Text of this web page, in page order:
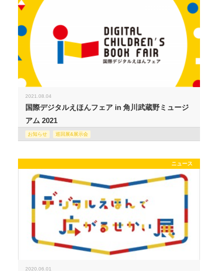
2021.08.04
国際デジタルえほんフェア in 角川武蔵野ミュージ
アム 2021
お知らせ 巡回展&展示会
ニュース
2020.06.01